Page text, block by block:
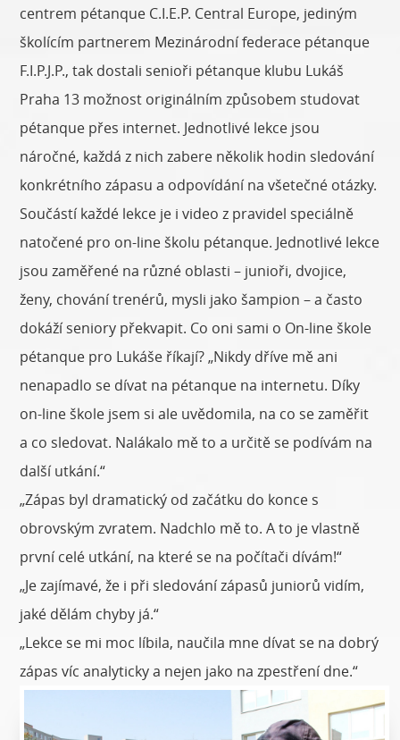
centrem pétanque C.I.E.P. Central Europe, jediným
školícím partnerem Mezinárodní federace pétanque
F.I.P.J.P., tak dostali senioři pétanque klubu Lukáš
Praha 13 možnost originálním způsobem studovat
pétanque přes internet. Jednotlivé lekce jsou
náročné, každá z nich zabere několik hodin sledování
konkrétního zápasu a odpovídání na všetečné otázky.
Součástí každé lekce je i video z pravidel speciálně
natočené pro on-line školu pétanque. Jednotlivé lekce
jsou zaměřené na různé oblasti – junioři, dvojice,
ženy, chování trenérů, mysli jako šampion – a často
dokáží seniory překvapit. Co oni sami o On-line škole
pétanque pro Lukáše říkají? „Nikdy dříve mě ani
nenapadlo se dívat na pétanque na internetu. Díky
on-line škole jsem si ale uvědomila, na co se zaměřit
a co sledovat. Nalákalo mě to a určitě se podívám na
další utkání.“
„Zápas byl dramatický od začátku do konce s
obrovským zvratem. Nadchlo mě to. A to je vlastně
první celé utkání, na které se na počítači dívám!“
„Je zajímavé, že i při sledování zápasů juniorů vidím,
jaké dělám chyby já.“
„Lekce se mi moc líbila, naučila mne dívat se na dobrý
zápas víc analyticky a nejen jako na zpestření dne.“